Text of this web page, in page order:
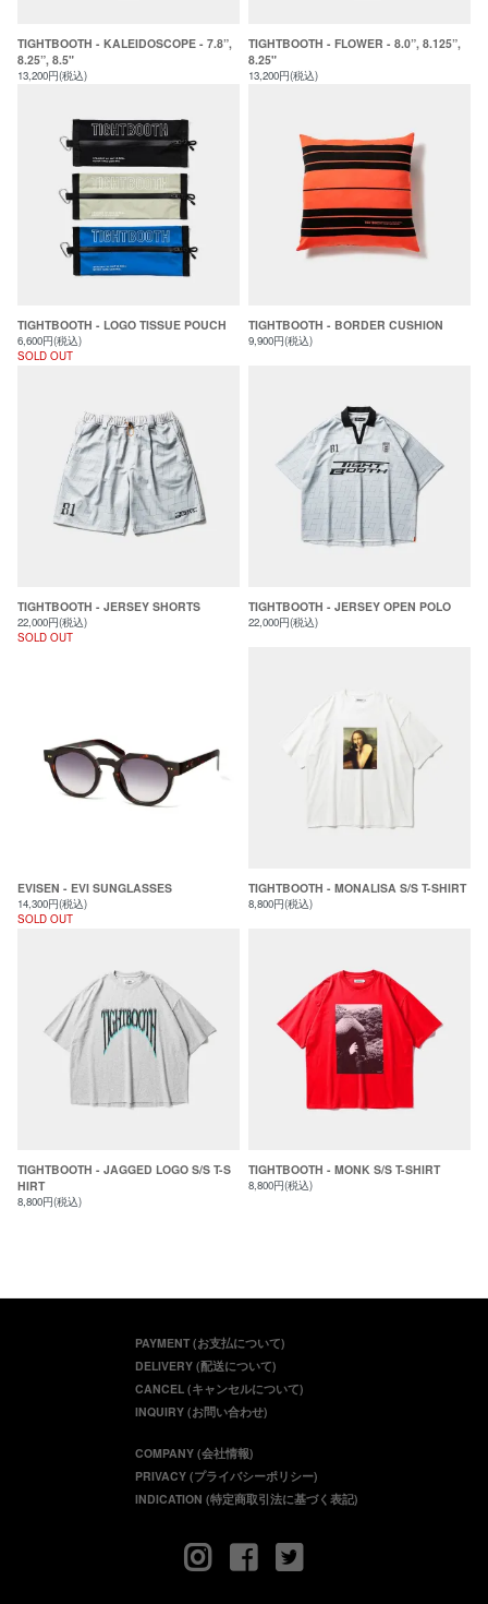
TIGHTBOOTH - KALEIDOSCOPE - 7.8”,
8.25”, 8.5"
13,200円(税込)
TIGHTBOOTH - FLOWER - 8.0”, 8.125”,
8.25"
13,200円(税込)
TIGHTBOOTH - LOGO TISSUE POUCH
6,600円(税込)
SOLD OUT
TIGHTBOOTH - BORDER CUSHION
9,900円(税込)
TIGHTBOOTH - JERSEY SHORTS
22,000円(税込)
SOLD OUT
TIGHTBOOTH - JERSEY OPEN POLO
22,000円(税込)
EVISEN - EVI SUNGLASSES
14,300円(税込)
SOLD OUT
TIGHTBOOTH - MONALISA S/S T-SHIRT
8,800円(税込)
TIGHTBOOTH - JAGGED LOGO S/S T-S
HIRT
8,800円(税込)
TIGHTBOOTH - MONK S/S T-SHIRT
8,800円(税込)
PAYMENT (お支払について)
DELIVERY (配送について)
CANCEL (キャンセルについて)
INQUIRY (お問い合わせ)
COMPANY (会社情報)
PRIVACY (プライバシーポリシー)
INDICATION (特定商取引法に基づく表記)